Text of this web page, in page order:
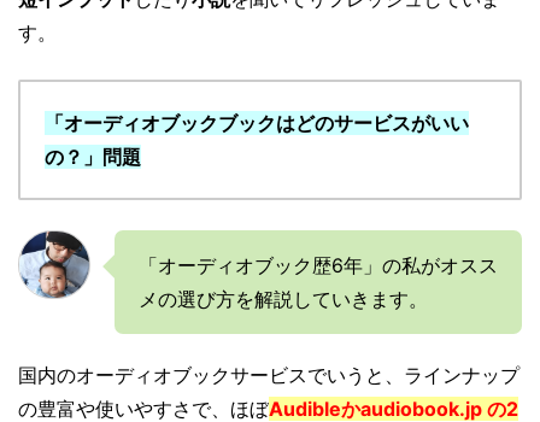
す。
「オーディオブックブックはどのサービスがいい
の？」問題
「オーディオブック歴6年」の私がオスス
メの選び方を解説していきます。
国内のオーディオブックサービスでいうと、ラインナップ
の豊富や使いやすさで、ほぼAudibleかaudiobook.jp の2